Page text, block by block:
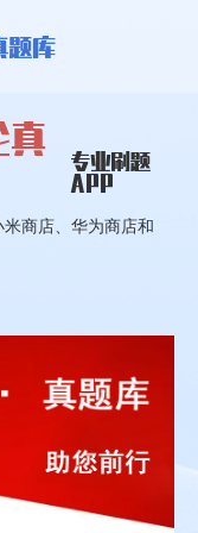
题库
真
专业刷题
APP
商店、华为商店和